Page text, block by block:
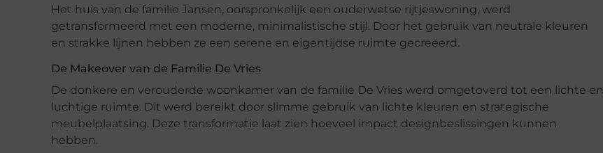
Het huis van de familie Jansen, oorspronkelijk een ouderwetse rijtjeswoning, werd
getransformeerd met een moderne, minimalistische stijl. Door het gebruik van neutrale kleuren
en strakke lijnen hebben ze een serene en eigentijdse ruimte gecreëerd.
De Makeover van de Familie De Vries
De donkere en verouderde woonkamer van de familie De Vries werd omgetoverd tot een lichte en
luchtige ruimte. Dit werd bereikt door slimme gebruik van lichte kleuren en strategische
meubelplaatsing. Deze transformatie laat zien hoeveel impact designbeslissingen kunnen
hebben.